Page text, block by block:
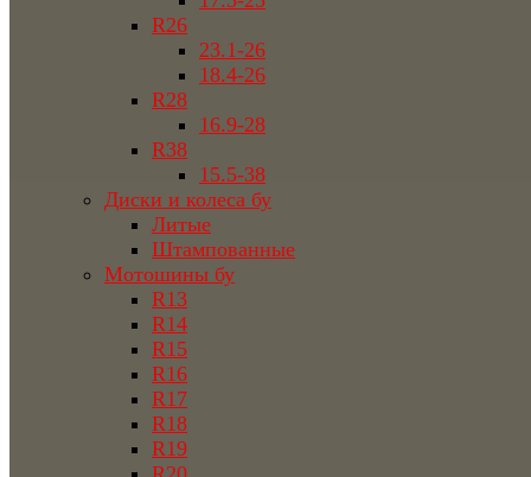
R26
23.1-26
18.4-26
R28
16.9-28
R38
15.5-38
Диски и колеса бу
Литые
Штампованные
Мотошины бу
R13
R14
R15
R16
R17
R18
R19